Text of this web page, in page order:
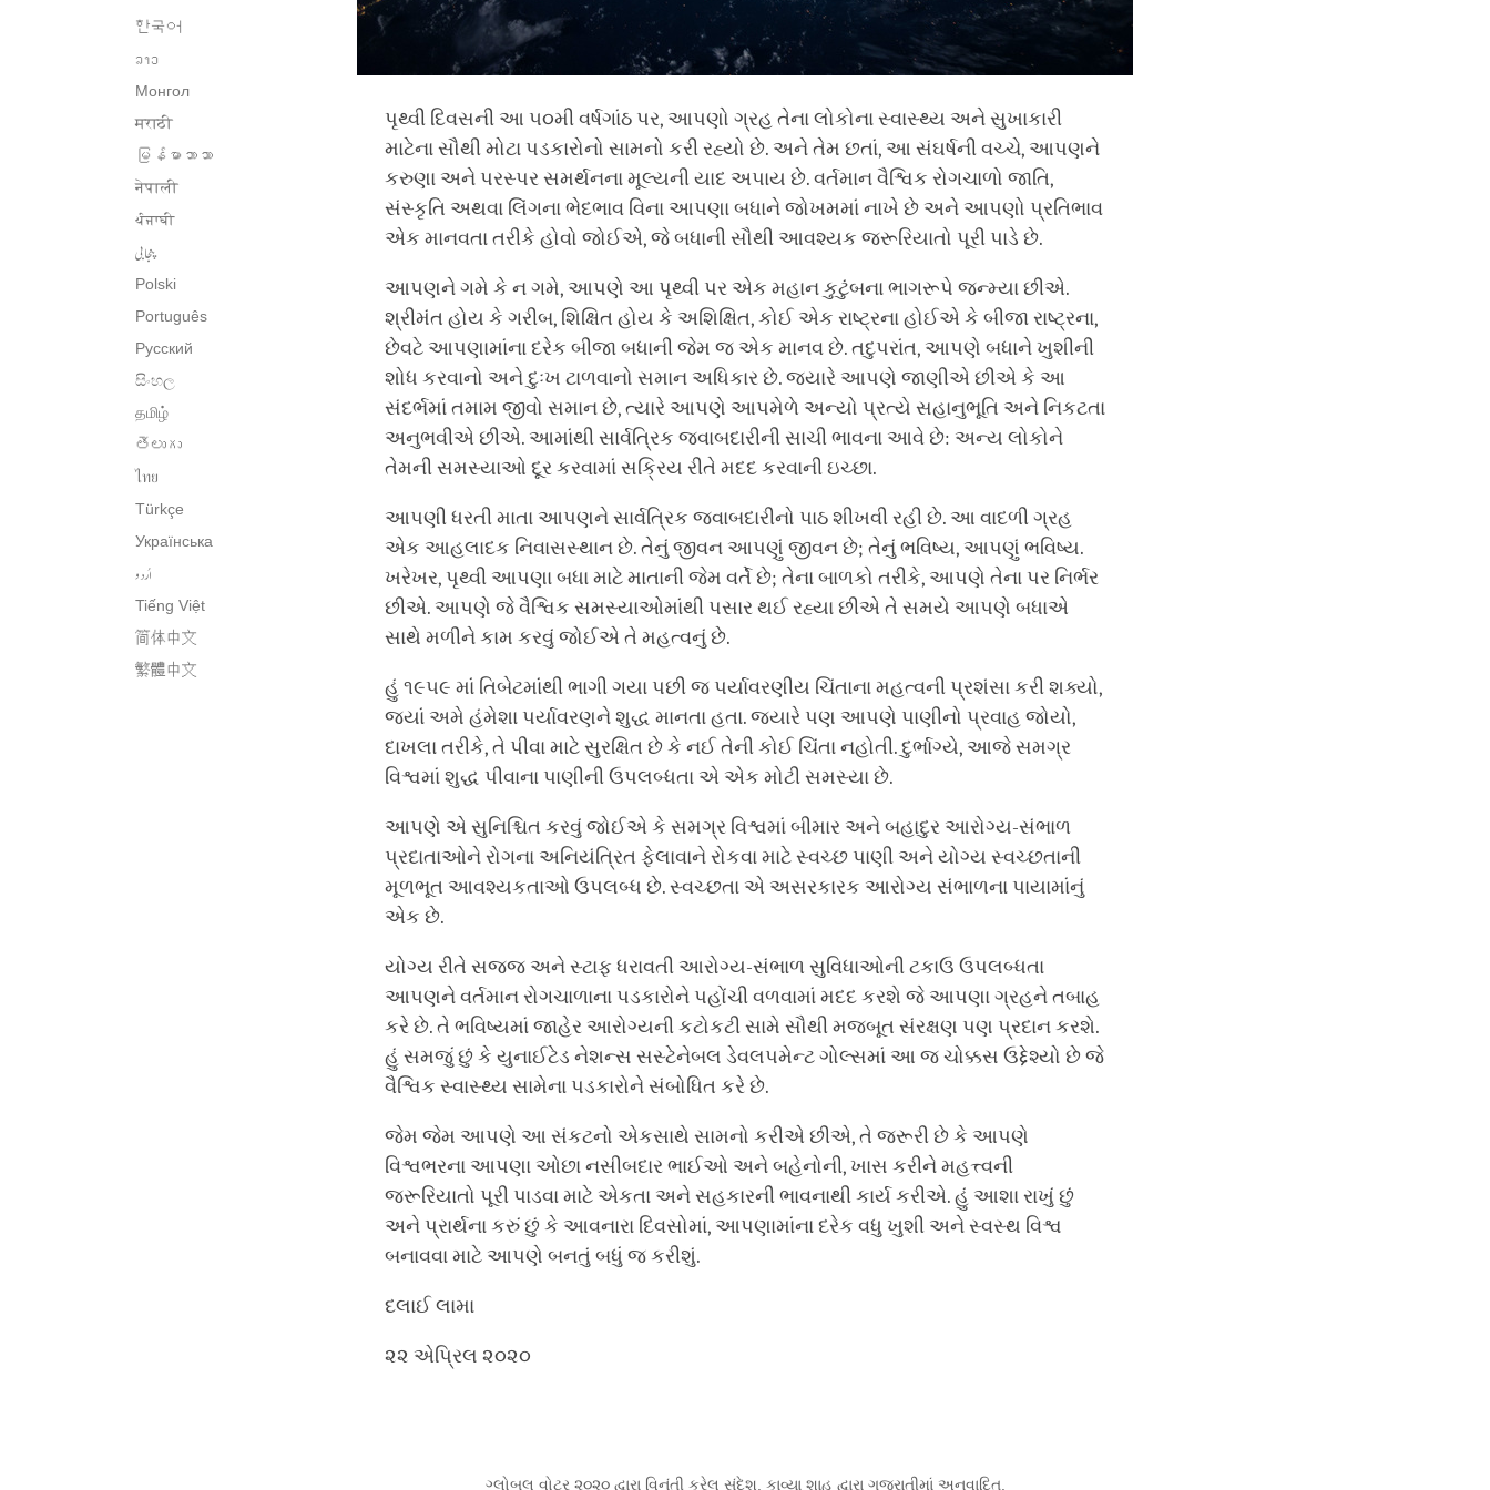
한국어
ລາວ
Монгол
मराठी
မြန်မာဘာသာ
नेपाली
ਪੰਜਾਬੀ
پنجابی
Polski
Português
Русский
සිංහල
தமிழ்
తెలుగు
ไทย
Türkçe
Українська
اُردو
Tiếng Việt
简体中文
繁體中文
પૃથ્વી દિવસની આ ૫૦મી વર્ષગાંઠ પર, આપણો ગ્રહ તેના લોકોના સ્વાસ્થ્ય અને સુખાકારી
માટેના સૌથી મોટા પડકારોનો સામનો કરી રહ્યો છે. અને તેમ છતાં, આ સંઘર્ષની વચ્ચે, આપણને
કરુણા અને પરસ્પર સમર્થનના મૂલ્યની યાદ અપાય છે. વર્તમાન વૈશ્વિક રોગચાળો જાતિ,
સંસ્કૃતિ અથવા લિંગના ભેદભાવ વિના આપણા બધાને જોખમમાં નાખે છે અને આપણો પ્રતિભાવ
એક માનવતા તરીકે હોવો જોઈએ, જે બધાની સૌથી આવશ્યક જરૂરિયાતો પૂરી પાડે છે.
આપણને ગમે કે ન ગમે, આપણે આ પૃથ્વી પર એક મહાન કુટુંબના ભાગરૂપે જન્મ્યા છીએ.
શ્રીમંત હોય કે ગરીબ, શિક્ષિત હોય કે અશિક્ષિત, કોઈ એક રાષ્ટ્રના હોઈએ કે બીજા રાષ્ટ્રના,
છેવટે આપણામાંના દરેક બીજા બધાની જેમ જ એક માનવ છે. તદુપરાંત, આપણે બધાને ખુશીની
શોધ કરવાનો અને દુઃખ ટાળવાનો સમાન અધિકાર છે. જ્યારે આપણે જાણીએ છીએ કે આ
સંદર્ભમાં તમામ જીવો સમાન છે, ત્યારે આપણે આપમેળે અન્યો પ્રત્યે સહાનુભૂતિ અને નિકટતા
અનુભવીએ છીએ. આમાંથી સાર્વત્રિક જવાબદારીની સાચી ભાવના આવે છે: અન્ય લોકોને
તેમની સમસ્યાઓ દૂર કરવામાં સક્રિય રીતે મદદ કરવાની ઇચ્છા.
આપણી ધરતી માતા આપણને સાર્વત્રિક જવાબદારીનો પાઠ શીખવી રહી છે. આ વાદળી ગ્રહ
એક આહલાદક નિવાસસ્થાન છે. તેનું જીવન આપણું જીવન છે; તેનું ભવિષ્ય, આપણું ભવિષ્ય.
ખરેખર, પૃથ્વી આપણા બધા માટે માતાની જેમ વર્તે છે; તેના બાળકો તરીકે, આપણે તેના પર નિર્ભર
છીએ. આપણે જે વૈશ્વિક સમસ્યાઓમાંથી પસાર થઈ રહ્યા છીએ તે સમયે આપણે બધાએ
સાથે મળીને કામ કરવું જોઈએ તે મહત્વનું છે.
હું ૧૯૫૯ માં તિબેટમાંથી ભાગી ગયા પછી જ પર્યાવરણીય ચિંતાના મહત્વની પ્રશંસા કરી શક્યો,
જ્યાં અમે હંમેશા પર્યાવરણને શુદ્ધ માનતા હતા. જ્યારે પણ આપણે પાણીનો પ્રવાહ જોયો,
દાખલા તરીકે, તે પીવા માટે સુરક્ષિત છે કે નઈ તેની કોઈ ચિંતા નહોતી. દુર્ભાગ્યે, આજે સમગ્ર
વિશ્વમાં શુદ્ધ પીવાના પાણીની ઉપલબ્ધતા એ એક મોટી સમસ્યા છે.
આપણે એ સુનિશ્ચિત કરવું જોઈએ કે સમગ્ર વિશ્વમાં બીમાર અને બહાદુર આરોગ્ય-સંભાળ
પ્રદાતાઓને રોગના અનિયંત્રિત ફેલાવાને રોકવા માટે સ્વચ્છ પાણી અને યોગ્ય સ્વચ્છતાની
મૂળભૂત આવશ્યકતાઓ ઉપલબ્ધ છે. સ્વચ્છતા એ અસરકારક આરોગ્ય સંભાળના પાયામાંનું
એક છે.
યોગ્ય રીતે સજ્જ અને સ્ટાફ ધરાવતી આરોગ્ય-સંભાળ સુવિધાઓની ટકાઉ ઉપલબ્ધતા
આપણને વર્તમાન રોગચાળાના પડકારોને પહોંચી વળવામાં મદદ કરશે જે આપણા ગ્રહને તબાહ
કરે છે. તે ભવિષ્યમાં જાહેર આરોગ્યની કટોકટી સામે સૌથી મજબૂત સંરક્ષણ પણ પ્રદાન કરશે.
હું સમજું છું કે યુનાઈટેડ નેશન્સ સસ્ટેનેબલ ડેવલપમેન્ટ ગોલ્સમાં આ જ ચોક્કસ ઉદ્દેશ્યો છે જે
વૈશ્વિક સ્વાસ્થ્ય સામેના પડકારોને સંબોધિત કરે છે.
જેમ જેમ આપણે આ સંકટનો એકસાથે સામનો કરીએ છીએ, તે જરૂરી છે કે આપણે
વિશ્વભરના આપણા ઓછા નસીબદાર ભાઈઓ અને બહેનોની, ખાસ કરીને મહત્ત્વની
જરૂરિયાતો પૂરી પાડવા માટે એકતા અને સહકારની ભાવનાથી કાર્ય કરીએ. હું આશા રાખું છું
અને પ્રાર્થના કરું છું કે આવનારા દિવસોમાં, આપણામાંના દરેક વધુ ખુશી અને સ્વસ્થ વિશ્વ
બનાવવા માટે આપણે બનતું બધું જ કરીશું.
દલાઈ લામા
૨૨ એપ્રિલ ૨૦૨૦
ગ્લોબલ વોટર ૨૦૨૦ દ્વારા વિનંતી કરેલ સંદેશ. કાવ્યા શાહ દ્વારા ગુજરાતીમાં અનુવાદિત.